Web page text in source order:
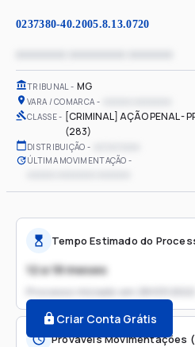
0237380-40.2005.8.13.0720
TRIBUNAL MG
VARA / COMARCA
CLASSE
[CRIMINAL] AÇÃO PENAL -
(283)
DISTRIBUIÇÃO
ÚLTIMA MOVIMENTAÇÃO
Tempo Estimado do
12 a 18 meses
Processo iniciado em
Criar Conta Grátis
Prováveis Movimentações